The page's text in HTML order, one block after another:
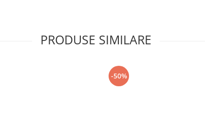
PRODUSE SIMILARE
-50%